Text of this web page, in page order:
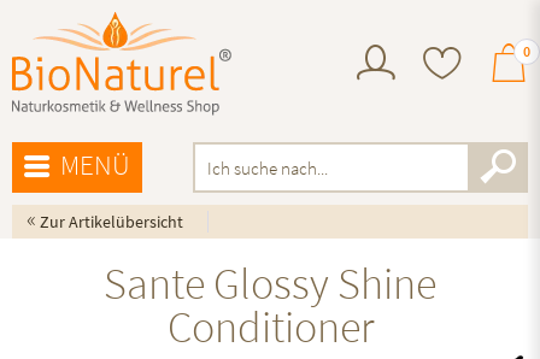
0
MENÜ
« Zur Artikelübersicht
Sante Glossy Shine
Conditioner